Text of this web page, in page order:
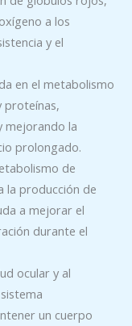
a los
y el
en el metabolismo
proteínas,
mejorando la
prolongado.
de
la producción de
a mejorar el
durante el
ocular y al
un cuerpo